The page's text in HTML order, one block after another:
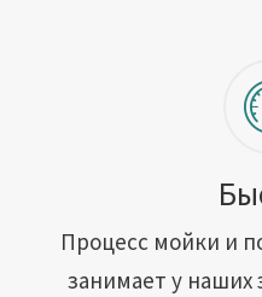
Процесс мойки и
занимает у наших